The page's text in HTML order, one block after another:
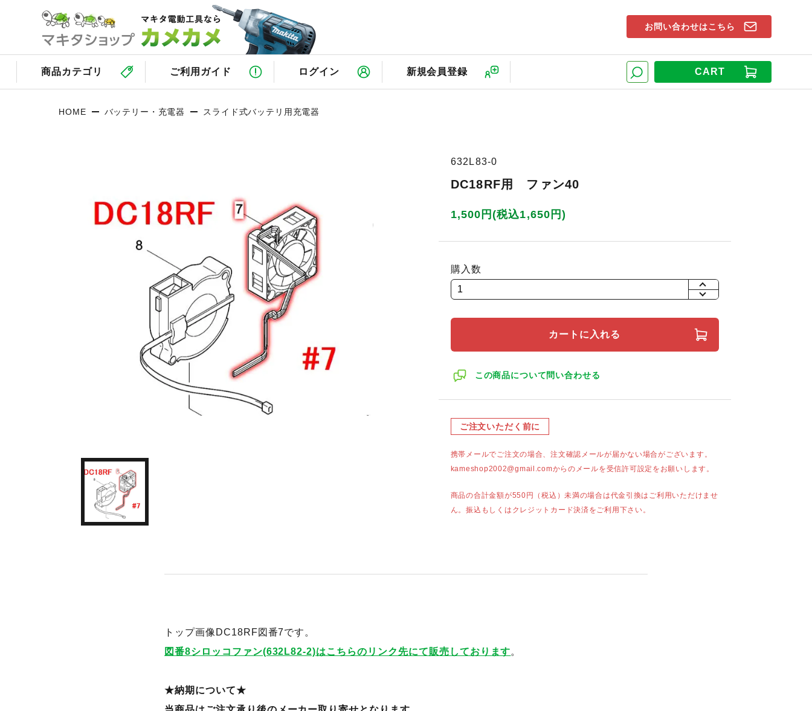
CART
商品カテゴリ ご利用ガイド ログイン 新規会員登録
お問い合わせはこちら
HOME バッテリー・充電器 スライド式バッテリ用充電器
632L83-0
DC18RF用 ファン40
1,500円(税込1,650円)
購入数
+
カートに入れる
この商品について問い合わせる
ご注文いただく前に
携帯メールでご注文の場合、注文確認メールが届かない場合がございます。
kameshop2002@gmail.comからのメールを受信許可設定をお願いします。
商品の合計金額が550円（税込）未満の場合は代金引換はご利用いただけませ
ん。振込もしくはクレジットカード決済をご利用下さい。
トップ画像DC18RF図番7です。
図番8シロッコファン(632L82-2)はこちらのリンク先にて販売しております。
★納期について★